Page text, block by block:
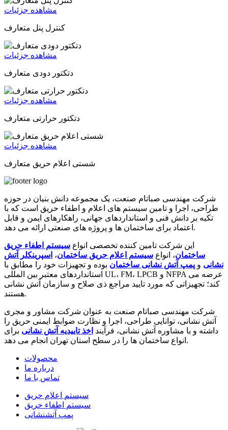
مشاهده جزئیات
کنترل پنل متعارف
مشاهده جزئیات
دتکتور دودی متعارف
مشاهده جزئیات
دتکتور حرارتی متعارف
مشاهده جزئیات
شستی اعلام حریق متعارف
شرکت مهندسی صباتام صنعت، یک مجموعه دانش بنیان در حوزه
طراحی، اجرا و تامین سیستم های اعلام و اطفاء حریق است که با
تکیه بر دانش فنی و استانداردهای جهانی، راهکارهای ایمن و قابل
اعتماد برای ساختمان ها و پروژه های صنعتی ارائه می دهد.
این شرکت تامین کننده تخصصی انواع سیستم اطفاء حریق
ساختمان، انواع سیستم اعلام حریق ساختمان، اسپرینکلر آتش
نشانی و پمپ آتش نشانی ساختمان بوده و تجهیزات خود را مطابق با
استانداردهای معتبر بین المللی UL، FM، LPCB و NFPA عرضه می
کند؛ تجهیزاتی که مورد تایید مراجع ذی صلاح و سازمان آتش نشانی
هستند.
شرکت مهندسی صباتام صنعت به عنوان شرکت مشاور و مجری
آتش نشانی، توانایی طراحی، اجرا و نظارت ضوابط ایمنی حریق را
داشته و با مشاوره آتش نشانی، فرآیند اخذ تاییدیه آتش نشانی برای
انواع ساختمان ها را در سطح استان تهران انجام می دهد.
محصولات
درباره ما
تماس با ما
سیستم اعلام حریق
سیستم اطفاء حریق
پمپ آتشنشانی